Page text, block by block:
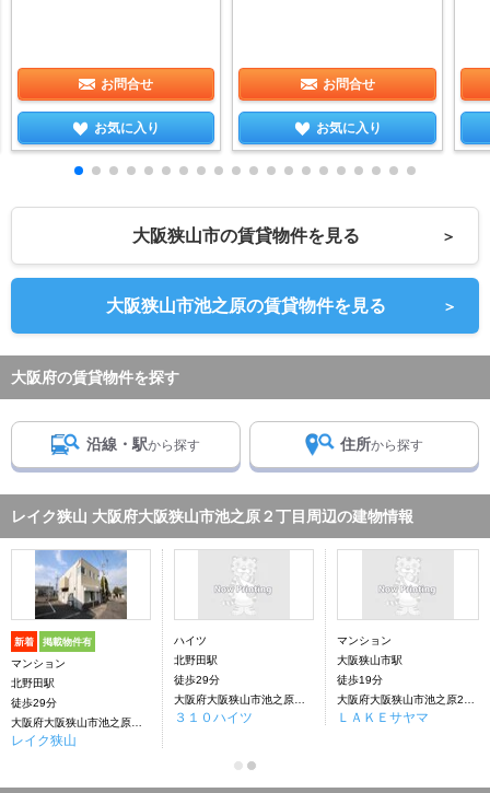
お問合せ
お気に入り
お問合せ
お気に入り
大阪狭山市の賃貸物件を見る ＞
大阪狭山市池之原の賃貸物件を見る ＞
大阪府の賃貸物件を探す
沿線・駅から探す 住所から探す
レイク狭山 大阪府大阪狭山市池之原２丁目周辺の建物情報
新着 掲載物件有
マンション
北野田駅
徒歩29分
レイク狭山
ハイツ
北野田駅
徒歩29分
３１０ハイツ
マンション
大阪狭山市駅
徒歩19分
ＬＡＫＥサヤマ